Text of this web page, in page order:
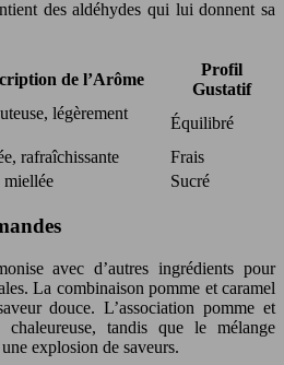
des aldéhydes qui lui donnent sa
de l’Arôme
Profil
Gustatif
légèrement
Équilibré
rafraîchissante
Frais
Sucré
avec d’autres ingrédients pour
La combinaison pomme et caramel
douce. L’association pomme et
tandis que le mélange
explosion de saveurs.